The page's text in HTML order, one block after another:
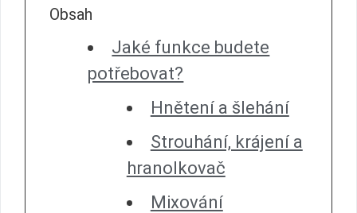
Obsah
Jaké funkce budete
potřebovat?
Hnětení a šlehání
Strouhání, krájení a
hranolkovač
Mixování